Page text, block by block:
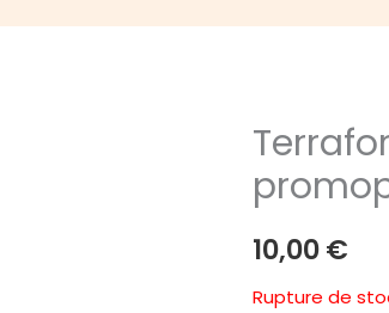
10,00€
Rupture de